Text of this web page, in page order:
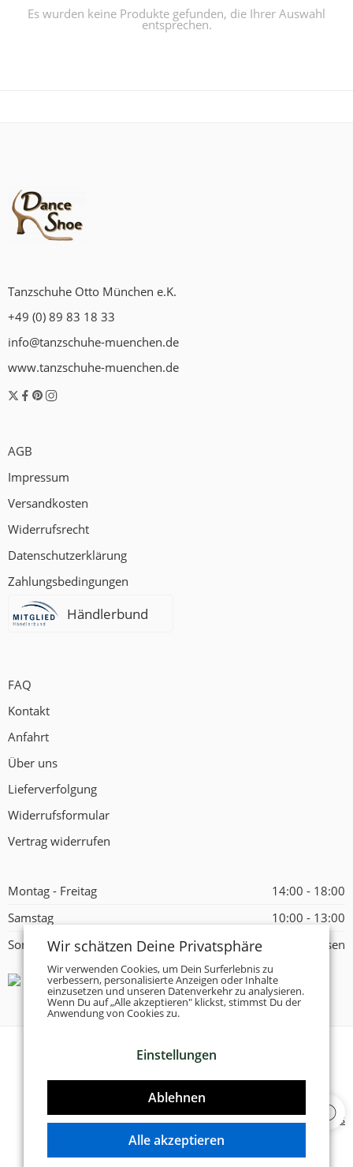
Es wurden keine Produkte gefunden, die Ihrer Auswahl
entsprechen.
Tanzschuhe Otto München e.K.
+49 (0) 89 83 18 33
info@tanzschuhe-muenchen.de
www.tanzschuhe-muenchen.de
AGB
Impressum
Versandkosten
Widerrufsrecht
Datenschutzerklärung
Zahlungsbedingungen
Händlerbund
FAQ
Kontakt
Anfahrt
Über uns
Lieferverfolgung
Widerrufsformular
Vertrag widerrufen
Montag - Freitag
14:00 - 18:00
Samstag
10:00 - 13:00
Sonntag
Geschlossen
Tanzschuhe Otto München e.K.
vorbehalten!
Designed & Developed byDelta 4 Software Solutions
VERTRAG WIDERRUFEN
Wir schätzen Deine Privatsphäre
Wir verwenden Cookies, um Dein Surferlebnis zu
verbessern, personalisierte Anzeigen oder Inhalte
einzusetzen und unseren Datenverkehr zu analysieren.
Wenn Du auf „Alle akzeptieren" klickst, stimmst Du der
Anwendung von Cookies zu.
Einstellungen
Ablehnen
Alle akzeptieren